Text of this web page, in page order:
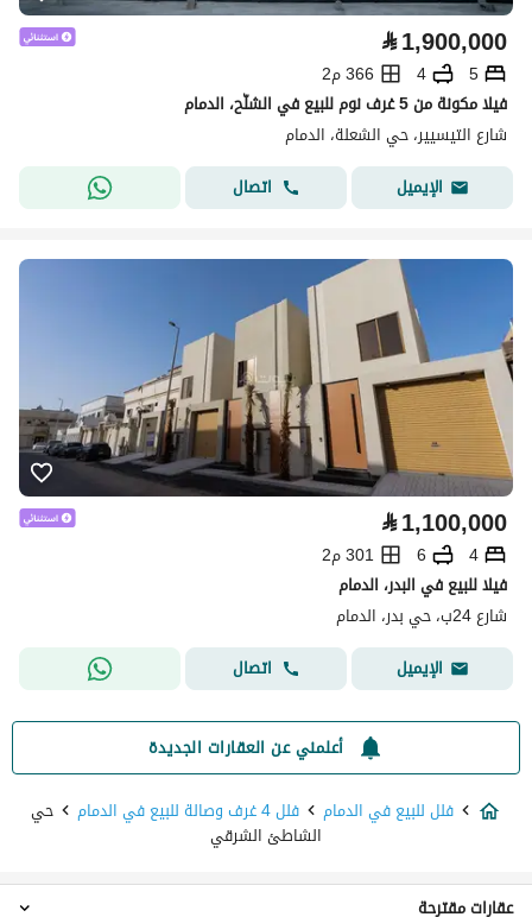
⃁1,900,000
5
4
366 م2
فيلا مكونة من 5 غرف نوم للبيع في الشلّح، الدمام
شارع التيسيير، حي الشعلة، الدمام
الإيميل
اتصال
⃁1,100,000
4
6
301 م2
فيلا للبيع في البدر، الدمام
شارع 24ب، حي بدر، الدمام
الإيميل
اتصال
أعلمني عن العقارات الجديدة
فلل للبيع في الدمام
فلل 4 غرف وصالة للبيع في الدمام حي
الشاطئ الشرقي
عقارات مقترحة